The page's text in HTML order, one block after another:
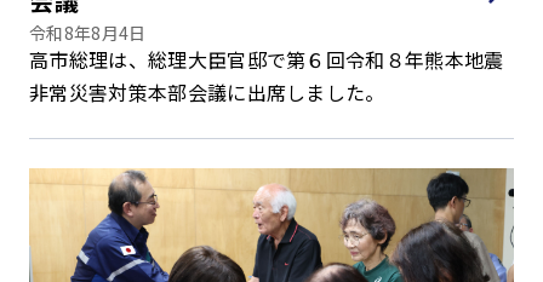
令和8年8月4日
高市総理は、総理大臣官邸で第６回令和８年熊本地震
非常災害対策本部会議に出席しました。